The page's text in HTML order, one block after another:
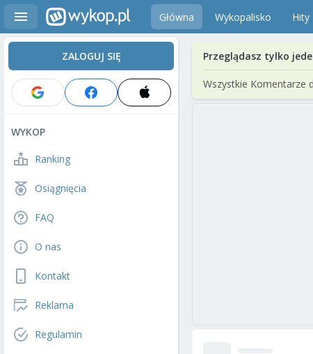
Główna Wykopalisko Hity
ZALOGUJ SIĘ
WYKOP
Ranking
Osiągnięcia
FAQ
O nas
Kontakt
Reklama
Regulamin
Przeglądasz tylko
Wszystkie Komentarze